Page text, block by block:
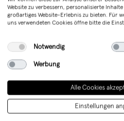
Art. Nr. 650414658061
Verkäufer Grellroth Design
Unterstütze mit
Design aus
Website zu verbessern, personalisierte
großartiges Website-Erlebnis zu bieten. Für
uns verwendeten Cookies öffne bitte die
Notwendig
Werbung
Alle Cookies
Einstellungen